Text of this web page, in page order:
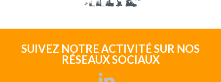
SUIVEZ NOTRE ACTIVITÉ SUR NOS
RÉSEAUX SOCIAUX